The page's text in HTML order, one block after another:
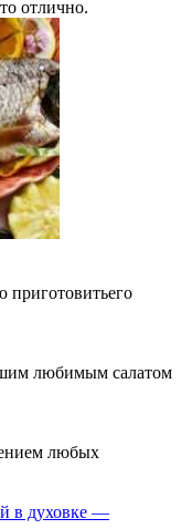
отлично.
приготовитьего
любимым салатом
любых
в духовке —